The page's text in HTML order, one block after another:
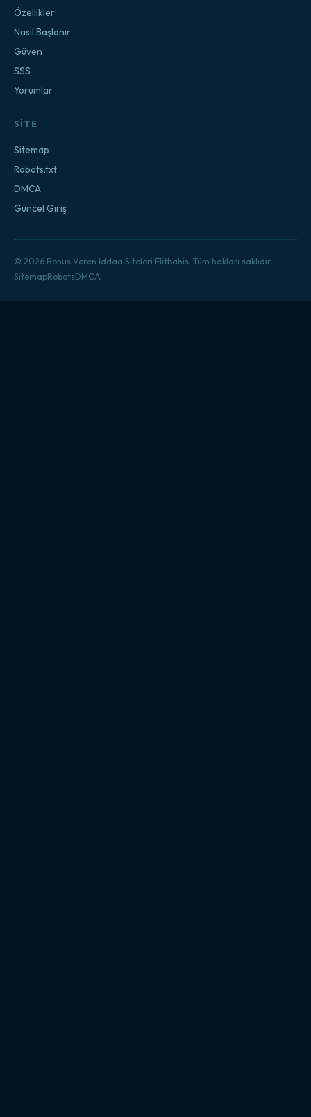
Özellikler
Nasıl Başlanır
Güven
SSS
Yorumlar
SITE
Sitemap
Robots.txt
DMCA
Güncel Giriş
© 2026 Bonus Veren İddaa Siteleri Elitbahis. Tüm hakları saklıdır.
SitemapRobotsDMCA